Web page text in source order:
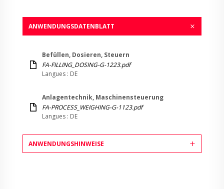
ANWENDUNGSDATENBLATT
Befüllen, Dosieren, Steuern
FA-FILLING_DOSING-G-1223.pdf
Langues : DE
Anlagentechnik, Maschinensteuerung
FA-PROCESS_WEIGHING-G-1123.pdf
Langues : DE
ANWENDUNGSHINWEISE